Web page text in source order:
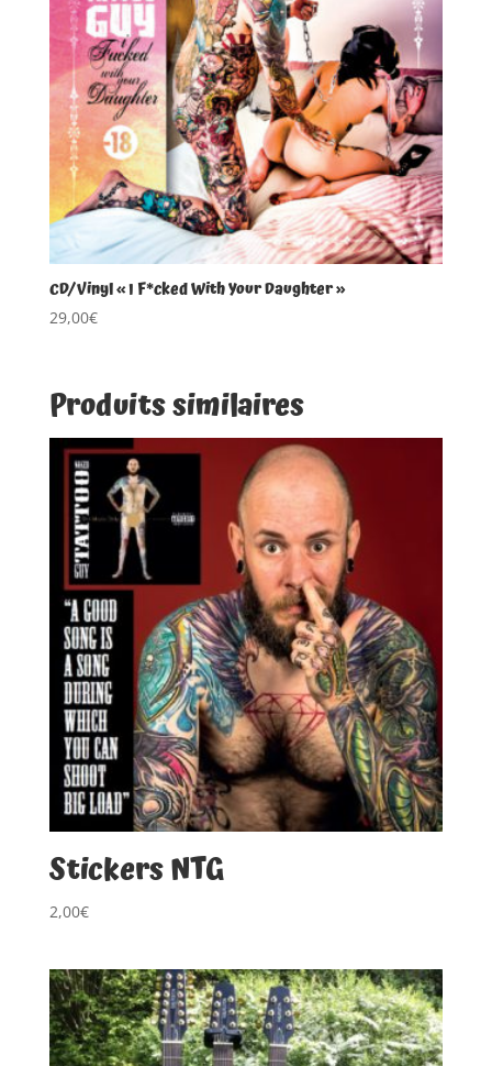
CD/Vinyl « I F*cked With Your Daughter »
29,00€
Produits similaires
Stickers NTG
2,00€